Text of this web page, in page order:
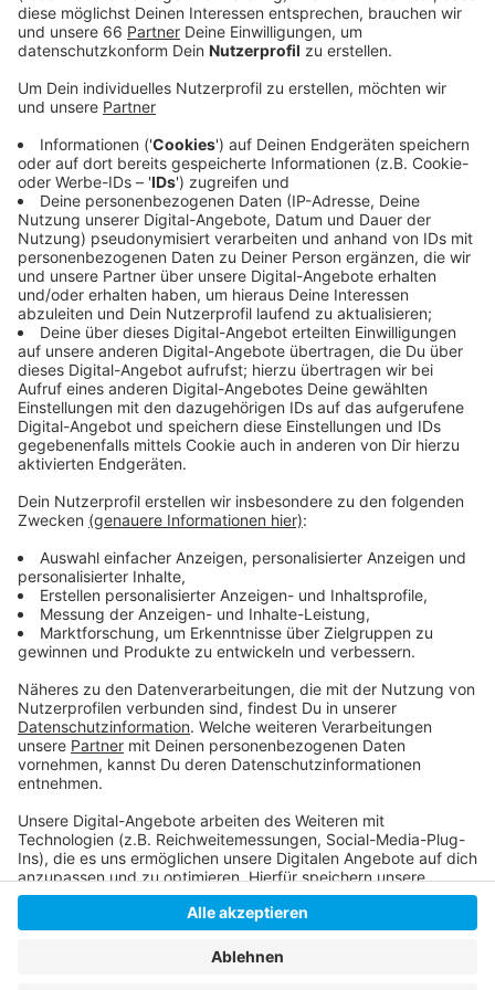
Veröffentlicht:Dienstag, 16.02.2021 05:54
Anzeige
Pandemiebedingt rollten die acht überlebensgroßen
Karikaturen jedoch nicht als Zug, sondern getrennt
voneinander durch die Stadt. Unter anderem
präsentierte Wagenbauer-Tilly einen «Querdenker»,
dem das Hirn aus dem Kopf fliegt. Eine Figur zeigte
Armin Laschet als Angela Merkel. Die Route der
Wagen blieb im Vorfeld streng geheim, um
Menschenansammlungen zu vermeiden.
Anzeige
Weitere Infos
Anzeige
Hier gibt es die Mottowagen im Bild
Jacques Tilly informiert über seine Arbeit
Anzeige